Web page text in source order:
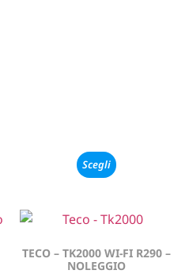
Scegli
TECO – TK2000 WI-FI R290 –
NOLEGGIO